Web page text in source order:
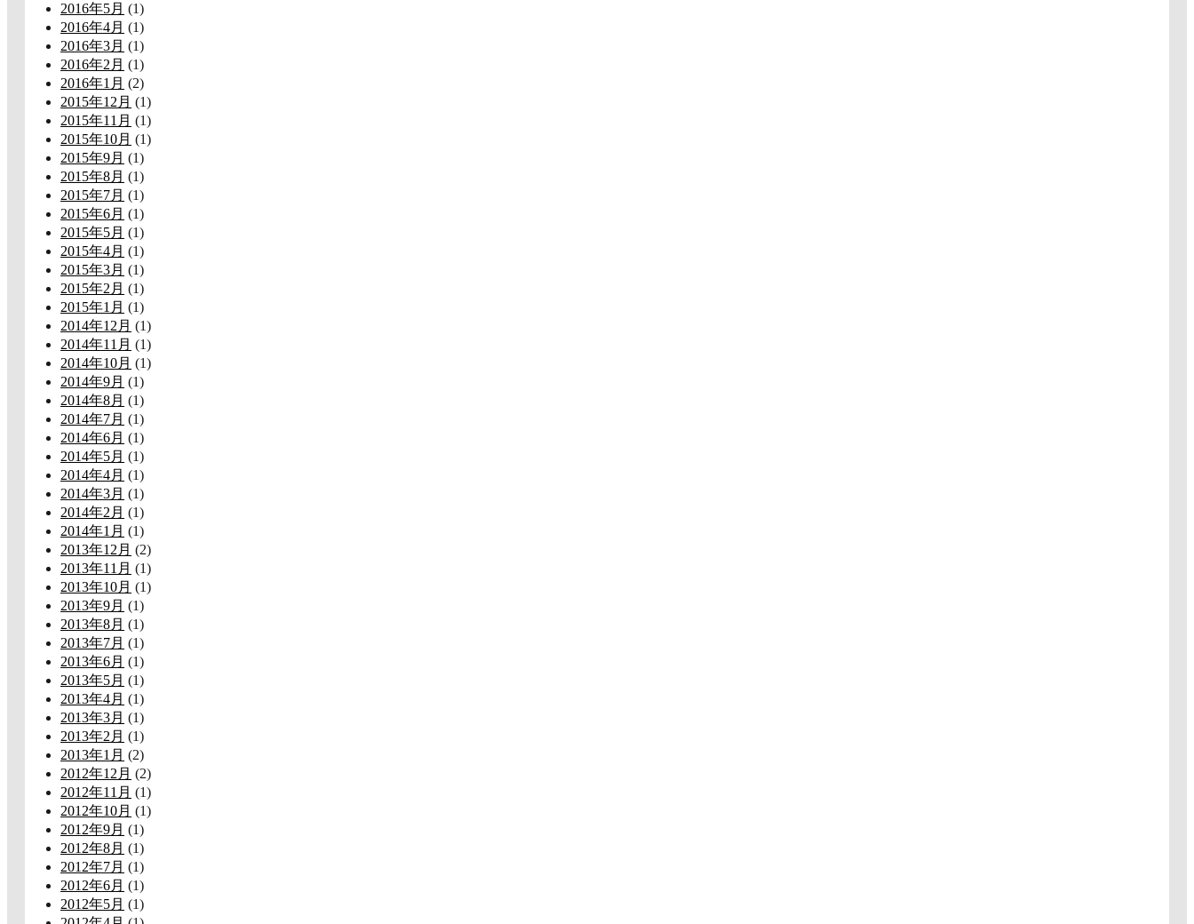
2016年5月 (1)
2016年4月 (1)
2016年3月 (1)
2016年2月 (1)
2016年1月 (2)
2015年12月 (1)
2015年11月 (1)
2015年10月 (1)
2015年9月 (1)
2015年8月 (1)
2015年7月 (1)
2015年6月 (1)
2015年5月 (1)
2015年4月 (1)
2015年3月 (1)
2015年2月 (1)
2015年1月 (1)
2014年12月 (1)
2014年11月 (1)
2014年10月 (1)
2014年9月 (1)
2014年8月 (1)
2014年7月 (1)
2014年6月 (1)
2014年5月 (1)
2014年4月 (1)
2014年3月 (1)
2014年2月 (1)
2014年1月 (1)
2013年12月 (2)
2013年11月 (1)
2013年10月 (1)
2013年9月 (1)
2013年8月 (1)
2013年7月 (1)
2013年6月 (1)
2013年5月 (1)
2013年4月 (1)
2013年3月 (1)
2013年2月 (1)
2013年1月 (2)
2012年12月 (2)
2012年11月 (1)
2012年10月 (1)
2012年9月 (1)
2012年8月 (1)
2012年7月 (1)
2012年6月 (1)
2012年5月 (1)